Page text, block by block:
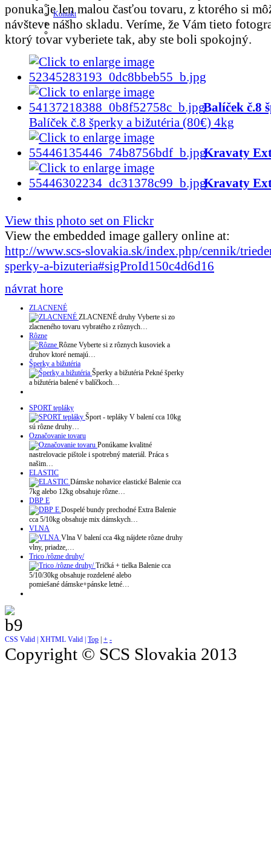
Kontakt
ponuka je len malou časťou tovaru, z ktorého si
návšteve nášho skladu. Veríme, že Vám tieto
ktorý tovar vyberiete tak, aby ste boli spokojný.
Balíček č.8
Balíček č.8 šperky a bižutéria (80€) 4kg
Kravaty
Kravaty
View this photo set on Flickr
View the embedded image gallery online at:
http://www.scs-slovakia.sk/index.php/cennik/
sperky-a-bizuteria#sigProId150c4d6d16
návrat hore
ZLACNENÉ
ZLACNENÉ druhy Vyberte si zo
zlacneného tovaru vybratého z rôznych…
Rôzne
Rôzne Vyberte si z rôznych kusoviek a
druhov ktoré nemajú…
Šperky a bižutéria
Šperky a bižutéria Pekné šperky
a bižutéria balené v balíčkoch…
SPORT tepláky
Šport - tepláky V balení cca 10kg
sú rôzne druhy…
Označovanie tovaru
Ponúkame kvalitné
nastrelovacie pištole i spotrebný materiál. Práca s
našim…
ELASTIC
Dámske nohavice elastické Balenie cca
7kg alebo 12kg obsahuje rôzne…
DBP E
Dospelé bundy prechodné Extra Balenie
cca 5/10kg obsahuje mix dámskych…
VLNA
Vlna V balení cca 4kg nájdete rôzne druhy
vlny, priadze,…
Trico /rôzne druhy/
Tričká + tielka Balenie cca
5/10/30kg obsahuje rozdelené alebo
pomiešané dámske+pánske letné…
CSS Valid | XHTML Valid | Top | + -
Copyright © SCS Slovakia 2013